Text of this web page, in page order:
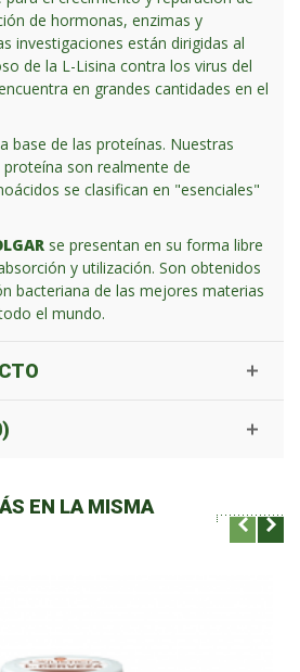
de hormonas, enzimas y
investigaciones están dirigidas al
de la L-Lisina contra los virus del
en grandes cantidades en el
base de las proteínas. Nuestras
son realmente de
se clasifican en "esenciales"
se presentan en su forma libre
y utilización. Son obtenidos
bacteriana de las mejores materias
el mundo.
EN LA MISMA